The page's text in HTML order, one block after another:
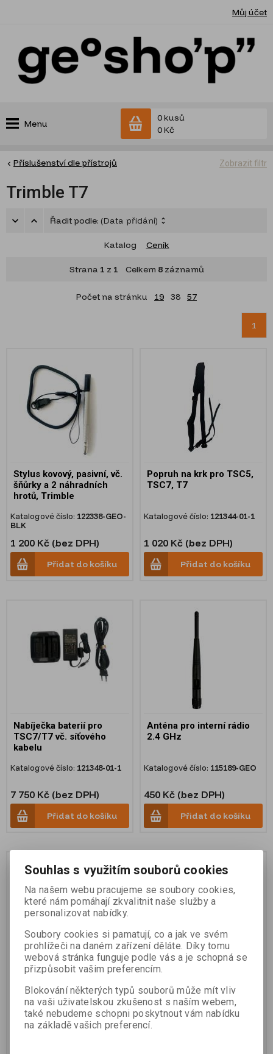
Můj účet
Menu
0 kusů
0 Kč
Zobrazit filtr
Příslušenství dle přístrojů
Trimble T7
Řadit podle: (Data přidání)
Katalog Ceník
Strana 1 z 1 Celkem 8záznamů
Počet na stránku 19 38 57
1
Stylus kovový, pasivní, vč.
šňůrky a 2 náhradních
hrotů, Trimble
Katalogové číslo: 122338-GEO-
BLK
1 200 Kč (bez DPH)
Přidat do košíku
Popruh na krk pro TSC5,
TSC7, T7
Katalogové číslo: 121344-01-1
1 020 Kč (bez DPH)
Přidat do košíku
Nabíječka baterií pro
TSC7/T7 vč. síťového
kabelu
Katalogové číslo: 121348-01-1
7 750 Kč (bez DPH)
Přidat do košíku
Anténa pro interní rádio
2.4 GHz
Katalogové číslo: 115189-GEO
450 Kč (bez DPH)
Přidat do košíku
Fólie ochranná, skleněná,
pro T7
Katalogové číslo:115895-01
TSC710/TSC510/T7/TSC7/
Katalogové číslo:119542
Souhlas s využitím souborů cookies
Na našem webu pracujeme se soubory cookies,
které nám pomáhají zkvalitnit naše služby a
personalizovat nabídky.
Soubory cookies si pamatují, co a jak ve svém
prohlížeči na daném zařízení děláte. Díky tomu
webová stránka funguje podle vás a je schopná se
přizpůsobit vašim preferencím.
Blokování některých typů souborů může mít vliv
na vaši uživatelskou zkušenost s naším webem,
také nebudeme schopni poskytnout vám nabídku
na základě vašich preferencí.